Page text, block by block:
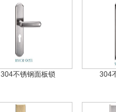
304不锈钢面板锁 304